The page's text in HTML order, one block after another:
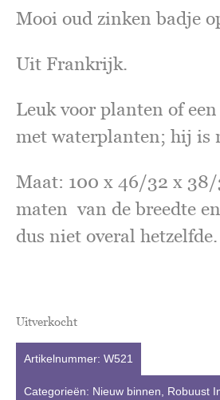
Mooi oud zinken badje
Uit Frankrijk.
Leuk voor planten of
met waterplanten; hij is
Maat: 100 x 46/32 x
maten van de breedte
dus niet overal hetzelfde.
Uitverkocht
Artikelnummer: W521
Categorieën: Nieuw binnen Robuust